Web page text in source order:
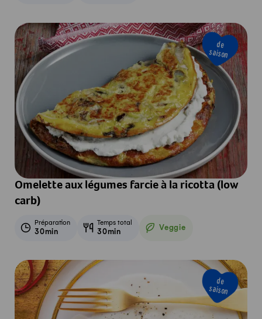
de
saison
Omelette aux légumes farcie à la ricotta (low
carb)
Préparation
30min
Temps total
30min Veggie
Veggie
de
saison